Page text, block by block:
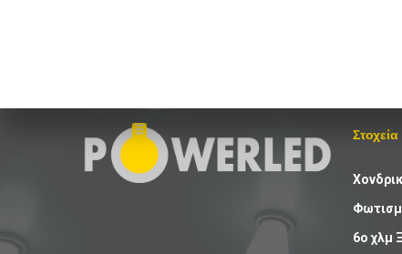
Στοχεία
6ο χλμ